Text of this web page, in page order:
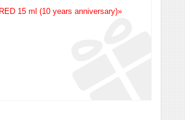
15 ml (10 years anniversary)»